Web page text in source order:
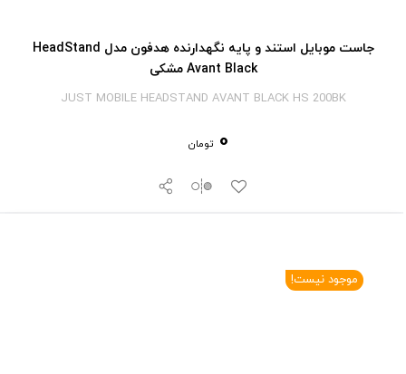
جاست موبایل استند و پایه نگهدارنده هدفون مدل HeadStand
Avant Black مشکی
JUST MOBILE HEADSTAND AVANT BLACK HS 200BK
0 تومان
موجود نیست!